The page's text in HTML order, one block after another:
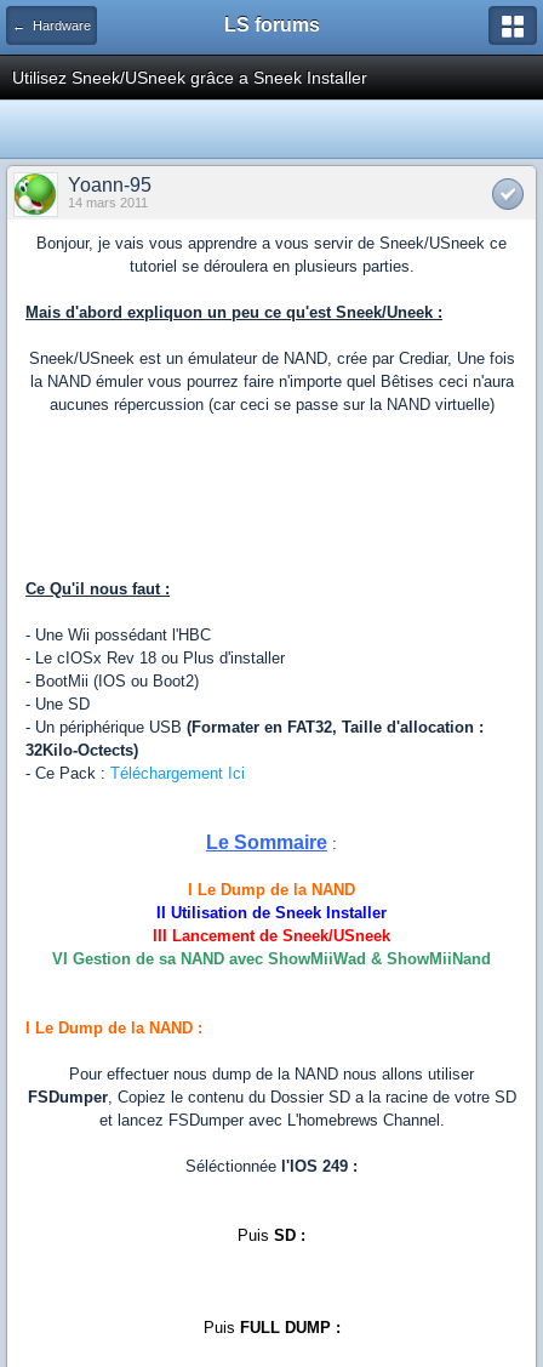
← Hardware LS forums
Utilisez Sneek/USneek grâce a Sneek Installer
Yoann-95
14 mars 2011
Bonjour, je vais vous apprendre a vous servir de Sneek/USneek ce
tutoriel se déroulera en plusieurs parties.
Mais d'abord expliquon un peu ce qu'est Sneek/Uneek :
Sneek/USneek est un émulateur de NAND, crée par Crediar, Une fois
la NAND émuler vous pourrez faire n'importe quel Bêtises ceci n'aura
aucunes répercussion (car ceci se passe sur la NAND virtuelle)
Ce Qu'il nous faut :
- Une Wii possédant l'HBC
- Le cIOSx Rev 18 ou Plus d'installer
- BootMii (IOS ou Boot2)
- Une SD
- Un périphérique USB (Formater en FAT32, Taille d'allocation :
32Kilo-Octects)
- Ce Pack : Téléchargement Ici
Le Sommaire :
I Le Dump de la NAND
II Utilisation de Sneek Installer
III Lancement de Sneek/USneek
VI Gestion de sa NAND avec ShowMiiWad & ShowMiiNand
I Le Dump de la NAND :
Pour effectuer nous dump de la NAND nous allons utiliser
FSDumper, Copiez le contenu du Dossier SD a la racine de votre SD
et lancez FSDumper avec L'homebrews Channel.
Séléctionnée l'IOS 249 :
Puis SD :
Puis FULL DUMP :